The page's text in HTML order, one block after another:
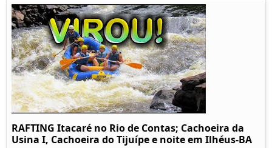
RAFTING Itacaré no Rio de Contas; Cachoeira da
Usina I, Cachoeira do Tijuípe e noite em Ilhéus-BA